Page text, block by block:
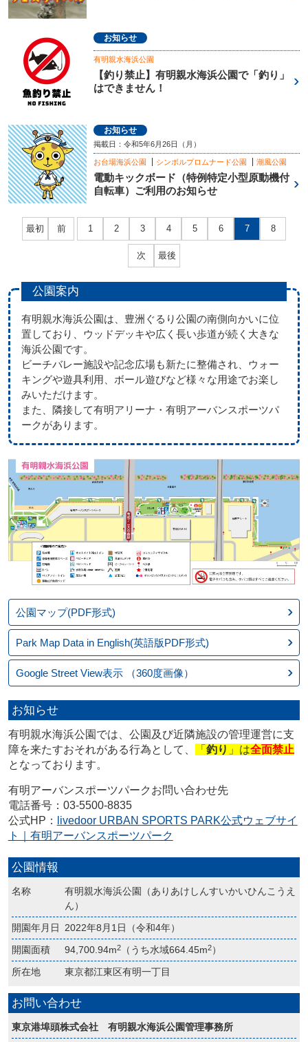
お知らせ
有明親水海浜公園
【釣り禁止】有明親水海浜公園で「釣り」
はできません！
お知らせ
掲載日：令和5年6月26日（月）
お台場海浜公園 シンボルプロムナード公園 潮風公園
電動キックボード（特例特定小型原動機付
自転車）ご利用のお知らせ
最初 前 1 2 3 4 5 6 7 8
次 最後
公園案内
有明親水海浜公園は、豊洲ぐるり公園の南側向かいに位
置しており、ウッドデッキや広く長い歩道が続く大きな
海浜公園です。
ビーチバレー施設や記念広場も新たに整備され、ウォー
キングや遊具利用、ボール遊びなど様々な用途でお楽し
みいただけます。
また、隣接して有明アリーナ・有明アーバンスポーツパ
ークがあります。
公園マップ(PDF形式)
Park Map Data in English(英語版PDF形式)
Google Street View表示（360度画像）
お知らせ
有明親水海浜公園では、公園及び近隣施設の管理運営に支
障を来たすおそれがある行為として、
「 釣り 」は全面禁止
となっております。
有明アーバンスポーツパークお問い合わせ先
電話番号：03-5500-8835
公式HP：
livedoor URBAN SPORTS PARK公式ウェブサイ
ト｜有明アーバンスポーツパーク
公園情報
名称
有明親水海浜公園（ありあけしんすいかいひんこうえ
ん）
開園年月日
2022年8月1日（令和4年）
開園面積
94,700.94m2 （うち水域664.45m2）
所在地
東京都江東区有明一丁目
お問い合わせ
東京港埠頭株式会社 有明親水海浜公園管理事務所